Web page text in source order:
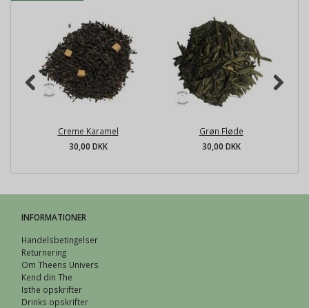
Creme Karamel
30,00 DKK
Grøn Fløde
30,00 DKK
INFORMATIONER
Handelsbetingelser
Returnering
Om Theens Univers
Kend din The
Isthe opskrifter
Drinks opskrifter